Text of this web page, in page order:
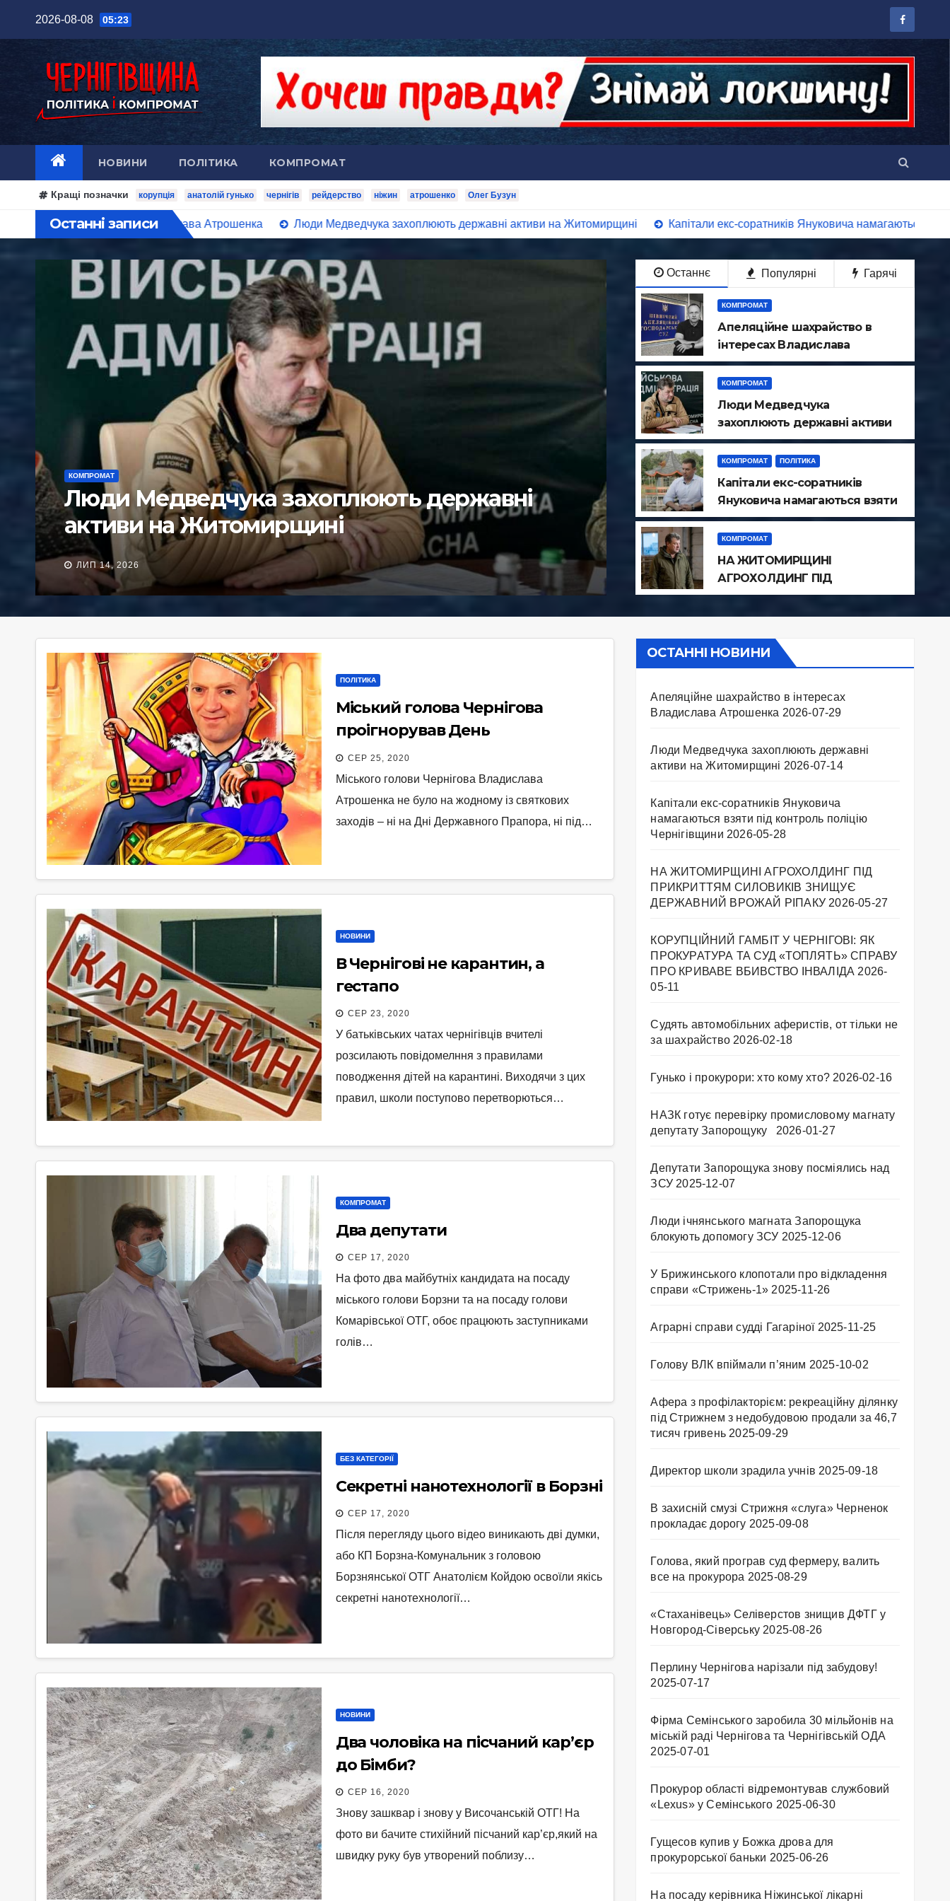
2026-08-08 05:23
НОВИНИ ПОЛІТИКА КОМПРОМАТ
Кращі позначки корупція анатолій гунько чернігів рейдерство ніжин атрошенко Олег Бузун
Останні записи
інтересах Владислава Атрошенка Люди Медведчука захоплюють державні активи на Житомирщині Капітали екс-соратників Януковича намагаються взяти під
КОМПРОМАТ ПОЛІТИКА
Капітали екс-соратників Януковича
намагаються взяти під контроль поліцію
Чернігівщини
НА
ПРИКРИТТЯМ
ДЕРЖАВНИЙ
ТРА 27, 2026
Останнє Популярні Гарячі
КОМПРОМАТ
Апеляційне шахрайство в
інтересах Владислава
Атрошенка
КОМПРОМАТ
Люди Медведчука
захоплюють державні активи
на Житомирщині
КОМПРОМАТ ПОЛІТИКА
Капітали екс-соратників
Януковича намагаються взяти
під контроль поліцію
Чернігівщини
КОМПРОМАТ
НА ЖИТОМИРЩИНІ
АГРОХОЛДИНГ ПІД
ПРИКРИТТЯМ СИЛОВИКІВ
ЗНИЩУЄ ДЕРЖАВНИЙ
ПОЛІТИКА
Міський голова Чернігова
проігнорував День
Незалежності
СЕР 25, 2020
Міського голови Чернігова Владислава
Атрошенка не було на жодному із святкових
заходів – ні на Дні Державного Прапора, ні під…
НОВИНИ
В Чернігові не карантин, а
гестапо
СЕР 23, 2020
У батьківських чатах чернігівців вчителі
розсилають повідомелння з правилами
поводження дітей на карантині. Виходячи з цих
правил, школи поступово перетворються…
КОМПРОМАТ
Два депутати
СЕР 17, 2020
На фото два майбутніх кандидата на посаду
міського голови Борзни та на посаду голови
Комарівської ОТГ, обоє працюють заступниками
голів…
БЕЗ КАТЕГОРІЇ
Секретні нанотехнології в Борзні
СЕР 17, 2020
Після перегляду цього відео виникають дві думки,
або КП Борзна-Комунальник з головою
Борзнянської ОТГ Анатолієм Койдою освоїли якісь
секретні нанотехнології…
НОВИНИ
Два чоловіка на пісчаний кар’єр
до Бімби?
СЕР 16, 2020
Знову зашквар і знову у Височанській ОТГ! На
фото ви бачите стихійний пісчаний кар’єр,який на
швидку руку був утворений поблизу…
ОСТАННІ НОВИНИ
Апеляційне шахрайство в інтересах
Владислава Атрошенка 2026-07-29
Люди Медведчука захоплюють державні
активи на Житомирщині 2026-07-14
Капітали екс-соратників Януковича
намагаються взяти під контроль поліцію
Чернігівщини 2026-05-28
НА ЖИТОМИРЩИНІ АГРОХОЛДИНГ ПІД
ПРИКРИТТЯМ СИЛОВИКІВ ЗНИЩУЄ
ДЕРЖАВНИЙ ВРОЖАЙ РІПАКУ ​ 2026-05-27
КОРУПЦІЙНИЙ ГАМБІТ У ЧЕРНІГОВІ: ЯК
ПРОКУРАТУРА ТА СУД «ТОПЛЯТЬ» СПРАВУ
ПРО КРИВАВЕ ВБИВСТВО ІНВАЛІДА 2026-
05-11
Судять автомобільних аферистів, от тільки не
за шахрайство 2026-02-18
Гунько і прокурори: хто кому хто? 2026-02-16
НАЗК готує перевірку промисловому магнату
депутату Запорощуку
2026-01-27
Депутати Запорощука знову посміялись над
ЗСУ 2025-12-07
Люди ічнянського магната Запорощука
блокують допомогу ЗСУ 2025-12-06
У Брижинського клопотали про відкладення
справи «Стрижень-1» 2025-11-26
Аграрні справи судді Гагаріної 2025-11-25
Голову ВЛК впіймали п’яним 2025-10-02
Афера з профілакторієм: рекреаційну ділянку
під Стрижнем з недобудовою продали за 46,7
тисяч гривень 2025-09-29
Директор школи зрадила учнів 2025-09-18
В захисній смузі Стрижня «слуга» Черненок
прокладає дорогу 2025-09-08
Голова, який програв суд фермеру, валить
все на прокурора 2025-08-29
«Стаханівець» Селіверстов знищив ДФТГ у
Новгород-Сіверську 2025-08-26
Перлину Чернігова нарізали під забудову!
2025-07-17
Фірма Семінського заробила 30 мільйонів на
міській раді Чернігова та Чернігівській ОДА
2025-07-01
Прокурор області відремонтував службовий
«Lexus» у Семінського 2025-06-30
Гущесов купив у Божка дрова для
прокурорської баньки 2025-06-26
На посаду керівника Ніжинської лікарні